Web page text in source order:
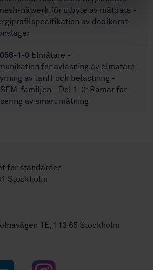
nätverk för utbyte av mätdata -
av dedikerat
1-0 Elmätare -
för avläsning av elmätare
av tariff och belastning -
familjen - Del 1-0: Ramar för
av smart mätning
för standarder
Stockholm
1E, 113 65 Stockholm
Instagram